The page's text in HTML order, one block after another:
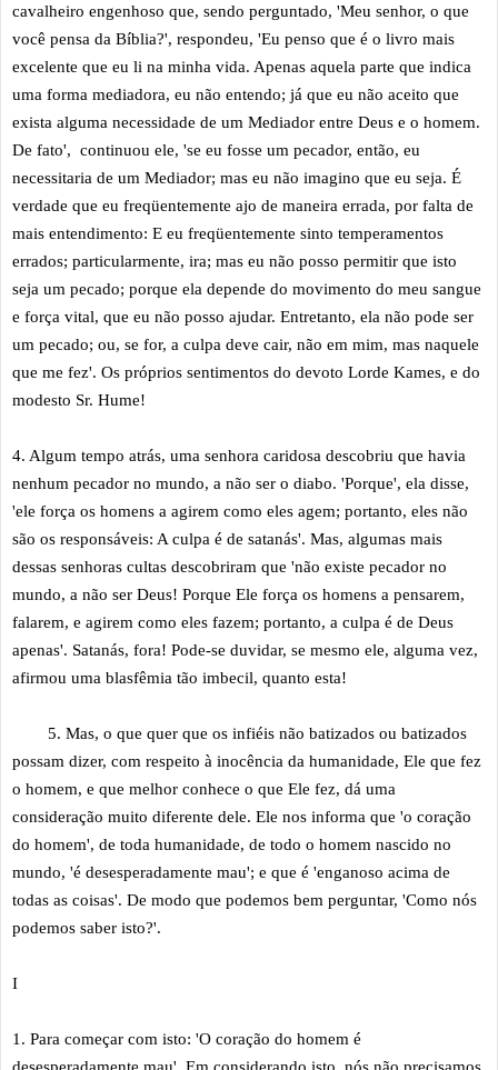
cavalheiro engenhoso que, sendo perguntado, 'Meu senhor, o que
você pensa da Bíblia?', respondeu, 'Eu penso que é o livro mais
excelente que eu li na minha vida. Apenas aquela parte que indica
uma forma mediadora, eu não entendo; já que eu não aceito que
exista alguma necessidade de um Mediador entre Deus e o homem.
De fato', continuou ele, 'se eu fosse um pecador, então, eu
necessitaria de um Mediador; mas eu não imagino que eu seja. É
verdade que eu freqüentemente ajo de maneira errada, por falta de
mais entendimento: E eu freqüentemente sinto temperamentos
errados; particularmente, ira; mas eu não posso permitir que isto
seja um pecado; porque ela depende do movimento do meu sangue
e força vital, que eu não posso ajudar. Entretanto, ela não pode ser
um pecado; ou, se for, a culpa deve cair, não em mim, mas naquele
que me fez'. Os próprios sentimentos do devoto Lorde Kames, e do
modesto Sr. Hume!
4. Algum tempo atrás, uma senhora caridosa descobriu que havia
nenhum pecador no mundo, a não ser o diabo. 'Porque', ela disse,
'ele força os homens a agirem como eles agem; portanto, eles não
são os responsáveis: A culpa é de satanás'. Mas, algumas mais
dessas senhoras cultas descobriram que 'não existe pecador no
mundo, a não ser Deus! Porque Ele força os homens a pensarem,
falarem, e agirem como eles fazem; portanto, a culpa é de Deus
apenas'. Satanás, fora! Pode-se duvidar, se mesmo ele, alguma vez,
afirmou uma blasfêmia tão imbecil, quanto esta!
5. Mas, o que quer que os infiéis não batizados ou batizados
possam dizer, com respeito à inocência da humanidade, Ele que fez
o homem, e que melhor conhece o que Ele fez, dá uma
consideração muito diferente dele. Ele nos informa que 'o coração
do homem', de toda humanidade, de todo o homem nascido no
mundo, 'é desesperadamente mau'; e que é 'enganoso acima de
todas as coisas'. De modo que podemos bem perguntar, 'Como nós
podemos saber isto?'.
I
1. Para começar com isto: 'O coração do homem é
desesperadamente mau'. Em considerando isto, nós não precisamos